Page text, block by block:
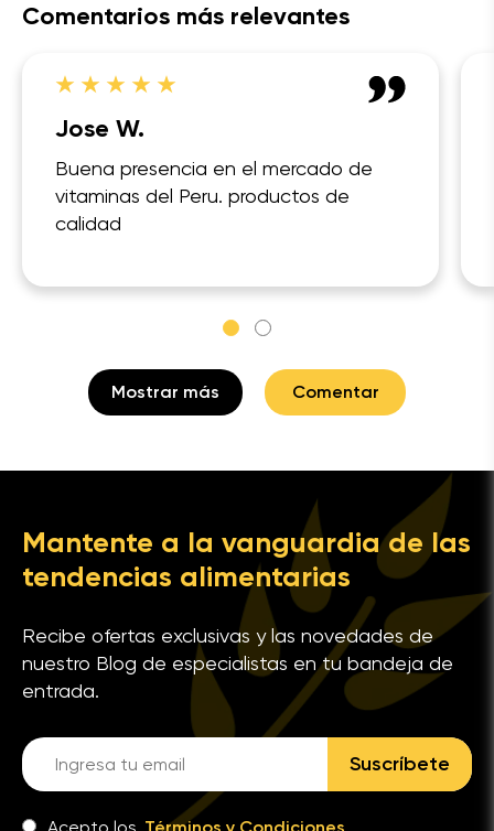
Comentarios más relevantes
Jose W.
Buena presencia en el mercado de
vitaminas del Peru. productos de
calidad
Mostrar más Comentar
Mantente a la vanguardia de las
tendencias alimentarias
Recibe ofertas exclusivas y las novedades de
nuestro Blog de especialistas en tu bandeja de
entrada.
Suscríbete